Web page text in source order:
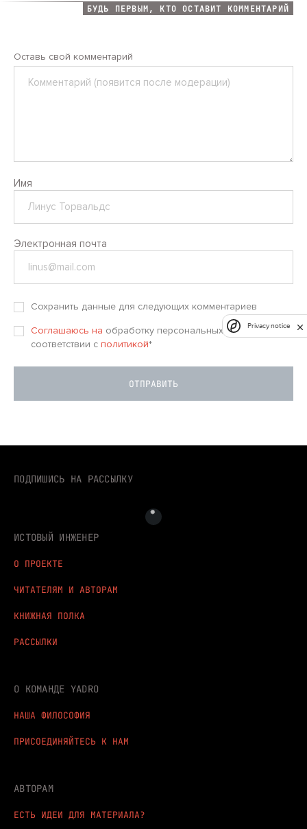
БУДЬ ПЕРВЫМ, КТО ОСТАВИТ КОММЕНТАРИЙ
Оставь свой комментарий
Имя
Электронная почта
Сохранить данные для следующих комментариев
Соглашаюсь на обработку персональных данных в
соответствии сполитикой*
ИСТОВЫЙ ИНЖЕНЕР
О ПРОЕКТЕ
ЧИТАТЕЛЯМ И АВТОРАМ
КНИЖНАЯ ПОЛКА
РАССЫЛКИ
О КОМАНДЕ YADRO
НАША ФИЛОСОФИЯ
ПРИСОЕДИНЯЙТЕСЬ К НАМ
АВТОРАМ
ЕСТЬ ИДЕИ ДЛЯ МАТЕРИАЛА?
ПОДПИШИСЬ НА РАССЫЛКУ
Privacy notice